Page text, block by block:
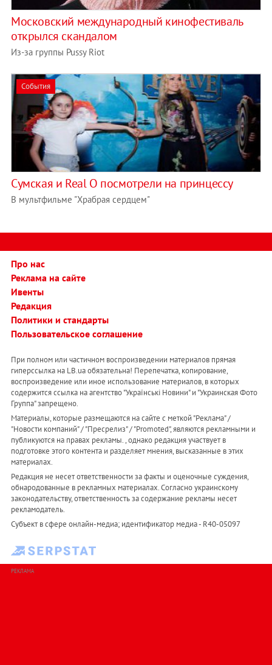
Московский международный кинофестиваль
открылся скандалом
Из-за группы Pussy Riot
События
Сумская и Real O посмотрели на принцессу
В мультфильме "Храбрая сердцем"
Про нас
Реклама на сайте
Ивенты
Редакция
Политики и стандарты
Пользовательское соглашение
При полном или частичном воспроизведении материалов прямая
гиперссылка на LB.ua обязательна! Перепечатка, копирование,
воспроизведение или иное использование материалов, в которых
содержится ссылка на агентство "Українськi Новини" и "Украинская Фото
Группа" запрещено.
Материалы, которые размещаются на сайте с меткой "Реклама" /
"Новости компаний" / "Пресрелиз" / "Promoted", являются рекламными и
публикуются на правах рекламы. , однако редакция участвует в
подготовке этого контента и разделяет мнения, высказанные в этих
материалах.
Редакция не несет ответственности за факты и оценочные суждения,
обнародованные в рекламных материалах. Согласно украинскому
законодательству, ответственность за содержание рекламы несет
рекламодатель.
Субъект в сфере онлайн-медиа; идентификатор медиа - R40-05097
РЕКЛАМА